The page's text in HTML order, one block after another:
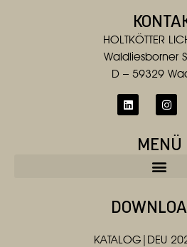
HOLTKÖTTER
Waldliesborner
D – 59329
MENÜ
KATALOG|DEU